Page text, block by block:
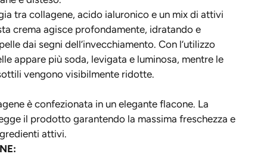
tra collagene, acido ialuronico e un mix di attivi
crema agisce profondamente, idratando e
dai segni dell’invecchiamento. Con l’utilizzo
appare più soda, levigata e luminosa, mentre le
vengono visibilmente ridotte.
è confezionata in un elegante flacone. La
il prodotto garantendo la massima freschezza e
attivi.